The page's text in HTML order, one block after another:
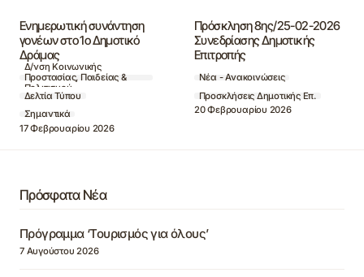
Ενημερωτική συνάντηση
γονέων στο 1ο Δημοτικό
Δράμας
Δ/νση Κοινωνικής
Προστασίας, Παιδείας &
Πολιτισμού
Δελτία Τύπου
Σημαντικά
17 Φεβρουαρίου 2026
Πρόσκληση 8ης/25-02-2026
Συνεδρίασης Δημοτικής
Επιτροπής
Νέα - Ανακοινώσεις
Προσκλήσεις Δημοτικής Επ.
20 Φεβρουαρίου 2026
Πρόσφατα Νέα
Πρόγραμμα ‘Τουρισμός για όλους’
7 Αυγούστου 2026